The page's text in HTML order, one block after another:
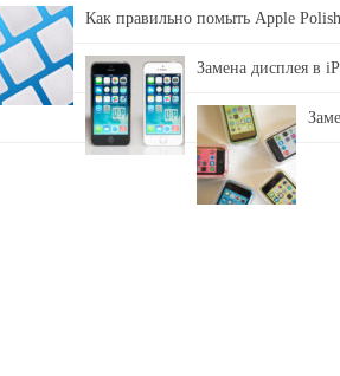
Как правильно помыть Apple
Замена дисплея в